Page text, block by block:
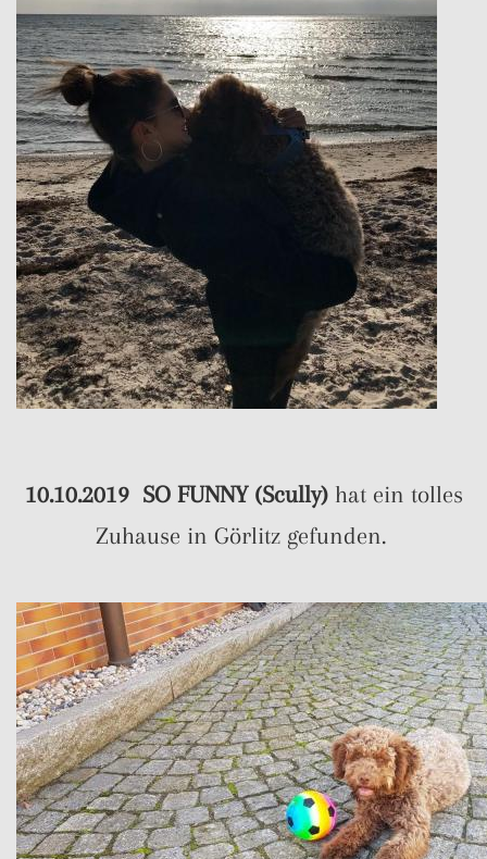
10.10.2019 SO FUNNY (Scully)hat ein tolles
Zuhause in Görlitz gefunden.